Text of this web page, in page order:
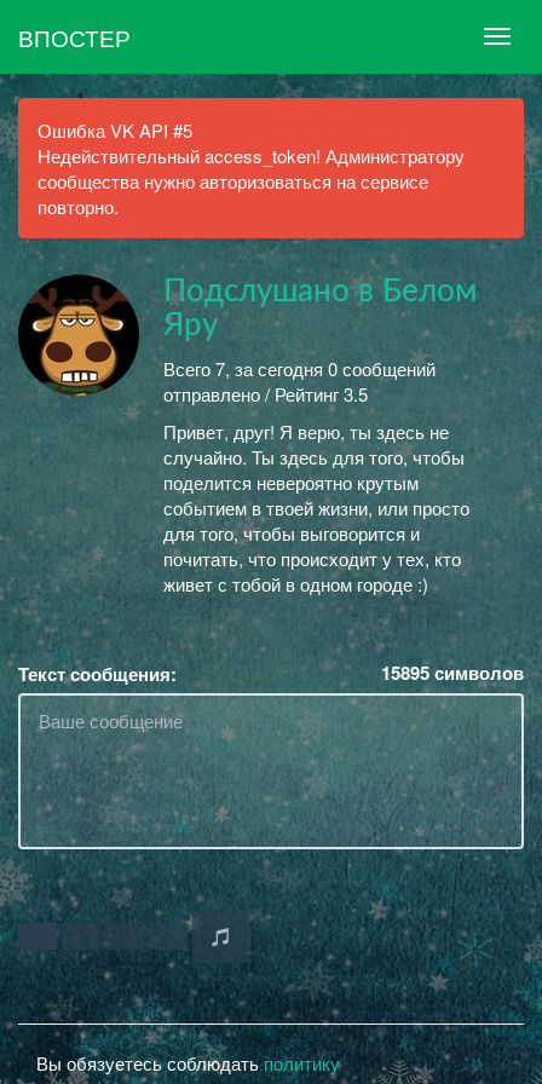
ВПОСТЕР
Ошибка VK API #5
Недействительный access_token! Администратору
сообщества нужно авторизоваться на сервисе
повторно.
Подслушано в Белом
Яру
Всего 7, за сегодня 0 сообщений
отправлено / Рейтинг 3.5
Привет, друг! Я верю, ты здесь не
случайно. Ты здесь для того, чтобы
поделится невероятно крутым
событием в твоей жизни, или просто
для того, чтобы выговорится и
почитать, что происходит у тех, кто
живет с тобой в одном городе :)
Текст сообщения: 15895символов
Вы обязуетесь соблюдатьполитику